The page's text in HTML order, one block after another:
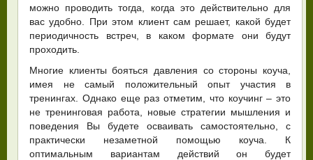
можно проводить тогда, когда это действительно для
вас удобно. При этом клиент сам решает, какой будет
периодичность встреч, в каком формате они будут
проходить.
Многие клиенты бояться давления со стороны коуча,
имея не самый положительный опыт участия в
тренингах. Однако еще раз отметим, что коучинг – это
не тренинговая работа, новые стратегии мышления и
поведения Вы будете осваивать самостоятельно, с
практически незаметной помощью коуча. К
оптимальным вариантам действий он будет